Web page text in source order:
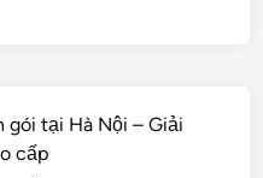
gói tại Hà Nội – Giải
cấp